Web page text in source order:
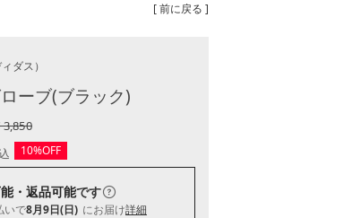
[ 前に戻る ]
ダス）
ーブ(ブラック)
3,850
10%OFF
・返品可能です
いで8月9日(日) にお届け詳細